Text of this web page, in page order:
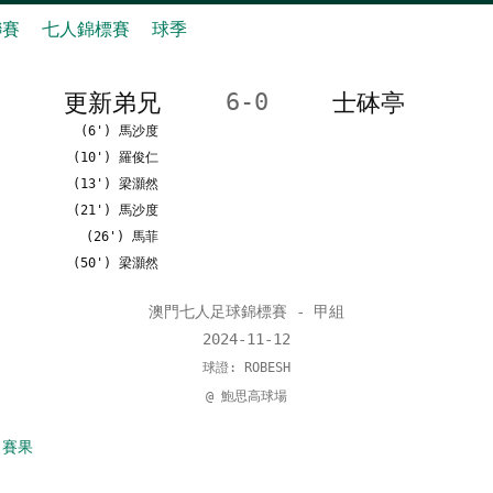
七人錦標賽 球季
更新弟兄 6-0 士砵亭
(6') 馬沙度
(10') 羅俊仁
(13') 梁灝然
(21') 馬沙度
(26') 馬菲
(50') 梁灝然
澳門七人足球錦標賽 - 甲組
2024-11-12
球證: ROBESH
@ 鮑思高球場
果